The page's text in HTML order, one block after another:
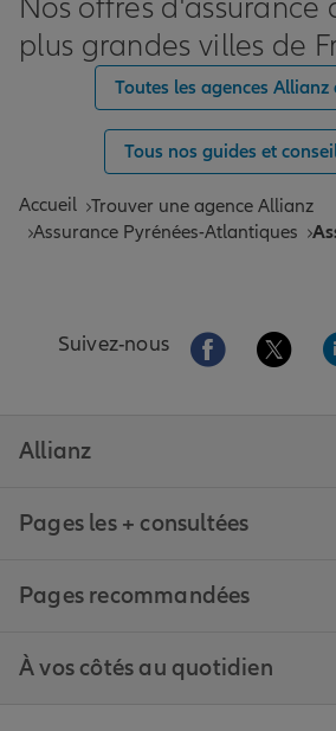
Nos offres d'assurance
plus grandes villes de
Toutes les agences Allianz
Tous nos guides et
Accueil Trouver une agence Allianz
Assurance Pyrénées-Atlantiques
Suivez-nous Aller sur laAller
Allianz
Pages les + consultées
Pages recommandées
À vos côtés au quotidien